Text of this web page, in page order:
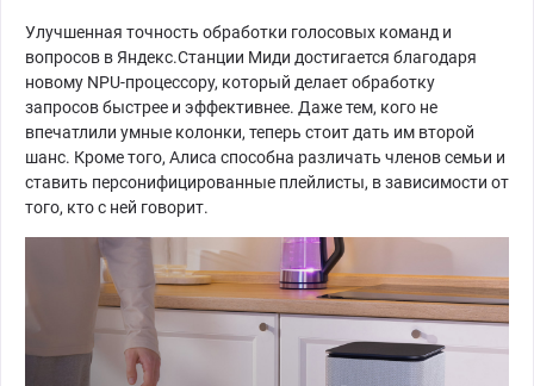
Улучшенная точность обработки голосовых команд и
вопросов в Яндекс.Станции Миди достигается благодаря
новому NPU-процессору, который делает обработку
запросов быстрее и эффективнее. Даже тем, кого не
впечатлили умные колонки, теперь стоит дать им второй
шанс. Кроме того, Алиса способна различать членов семьи и
ставить персонифицированные плейлисты, в зависимости от
того, кто с ней говорит.